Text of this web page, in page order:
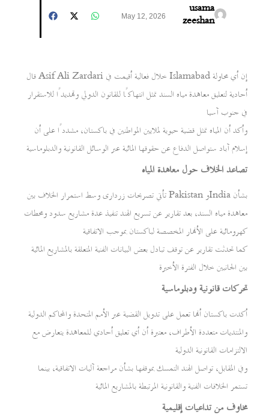
usama
zeeshan
May 12, 2026
قال Asif Ali Zardari خلال فعالية أقيمت في Islamabad إن أي محاولة
أحادية لتعليق معاهدة مياه السند تمثل انتهاكًا للقانون الدولي وتهديدًا للاستقرار
في جنوب آسيا
وأكد أن المياه تمثل قضية حيوية لملايين المواطنين في باكستان، مشددًا على أن
إسلام آباد ستواصل الدفاع عن حقوقها المائية عبر الوسائل القانونية والدبلوماسية
تصاعد الخلاف حول معاهدة المياه
تأتي تصريحات زرداری وسط استمرار الخلاف بين Pakistan وIndia بشأن
معاهدة مياه السند، بعد تقارير عن تسريع الهند تنفيذ عدة مشاريع سدود ومحطات
كهرومائية على الأنهار المخصصة لباكستان بموجب الاتفاقية
كما تحدثت تقارير عن توقف تبادل بعض البيانات الفنية المتعلقة بالمشاريع المائية
بين الجانبين خلال الفترة الأخيرة
تحركات قانونية ودبلوماسية
أكدت باكستان أنها تعمل على تدويل القضية عبر الأمم المتحدة والمحاكم الدولية
والمنتديات متعددة الأطراف، معتبرة أن أي تعليق أحادي للمعاهدة يتعارض مع
الالتزامات القانونية الدولية
وفي المقابل، تواصل الهند التمسك بموقفها بشأن مراجعة آليات الاتفاقية، بينما
تستمر الخلافات الفنية والقانونية المرتبطة بالمشاريع المائية
مخاوف من تداعيات إقليمية